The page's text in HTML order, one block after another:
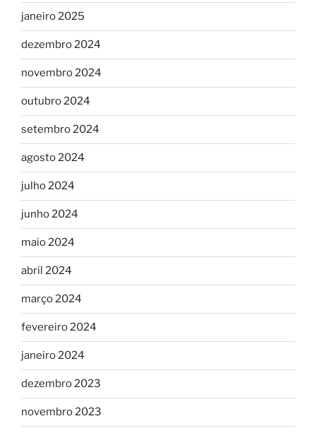
janeiro 2025
dezembro 2024
novembro 2024
outubro 2024
setembro 2024
agosto 2024
julho 2024
junho 2024
maio 2024
abril 2024
março 2024
fevereiro 2024
janeiro 2024
dezembro 2023
novembro 2023